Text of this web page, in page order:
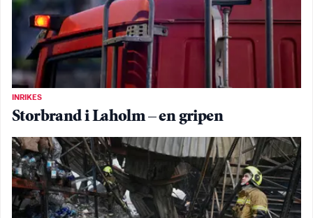
INRIKES
Storbrand i Laholm – en gripen